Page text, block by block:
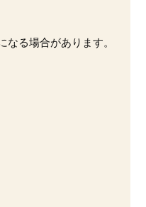
る場合があります。